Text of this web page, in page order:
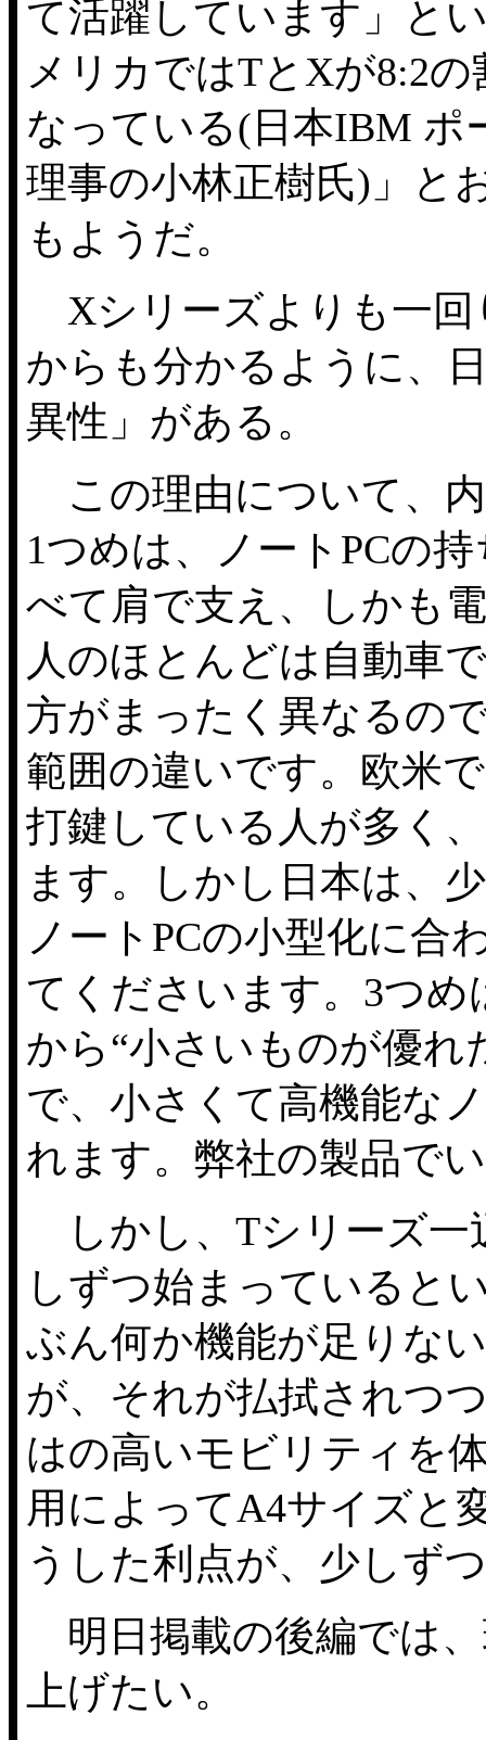
て活躍しています」と
メリカではTとXが8:2
なっている(日本IBM ポ
理事の小林正樹氏)」と
もようだ。
Xシリーズよりも一回
からも分かるように、
異性」がある。
この理由について、
1つめは、ノートPCの
べて肩で支え、しかも
人のほとんどは自動車
方がまったく異なるの
範囲の違いです。欧米
打鍵している人が多く
ます。しかし日本は、
ノートPCの小型化に合
てくださいます。3つ
から“小さいものが優れ
で、小さくて高機能な
れます。弊社の製品で
しかし、Tシリーズ一
しずつ始まっていると
ぶん何か機能が足りな
が、それが払拭されつ
はの高いモビリティを
用によってA4サイズと
うした利点が、少しず
明日掲載の後編では
上げたい。